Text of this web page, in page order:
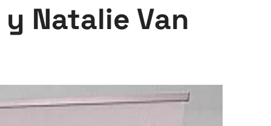
Natalie Van